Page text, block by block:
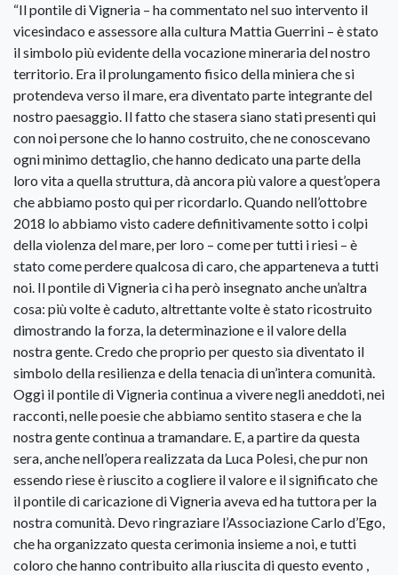
“Il pontile di Vigneria – ha commentato nel suo intervento il
vicesindaco e assessore alla cultura Mattia Guerrini – è stato
il simbolo più evidente della vocazione mineraria del nostro
territorio. Era il prolungamento fisico della miniera che si
protendeva verso il mare, era diventato parte integrante del
nostro paesaggio. Il fatto che stasera siano stati presenti qui
con noi persone che lo hanno costruito, che ne conoscevano
ogni minimo dettaglio, che hanno dedicato una parte della
loro vita a quella struttura, dà ancora più valore a quest’opera
che abbiamo posto qui per ricordarlo. Quando nell’ottobre
2018 lo abbiamo visto cadere definitivamente sotto i colpi
della violenza del mare, per loro – come per tutti i riesi – è
stato come perdere qualcosa di caro, che apparteneva a tutti
noi. Il pontile di Vigneria ci ha però insegnato anche un’altra
cosa: più volte è caduto, altrettante volte è stato ricostruito
dimostrando la forza, la determinazione e il valore della
nostra gente. Credo che proprio per questo sia diventato il
simbolo della resilienza e della tenacia di un’intera comunità.
Oggi il pontile di Vigneria continua a vivere negli aneddoti, nei
racconti, nelle poesie che abbiamo sentito stasera e che la
nostra gente continua a tramandare. E, a partire da questa
sera, anche nell’opera realizzata da Luca Polesi, che pur non
essendo riese è riuscito a cogliere il valore e il significato che
il pontile di caricazione di Vigneria aveva ed ha tuttora per la
nostra comunità. Devo ringraziare l’Associazione Carlo d’Ego,
che ha organizzato questa cerimonia insieme a noi, e tutti
coloro che hanno contribuito alla riuscita di questo evento ,